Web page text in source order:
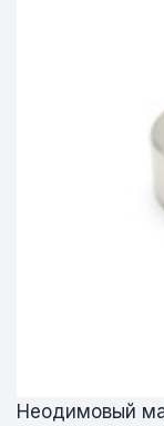
Неодимовый